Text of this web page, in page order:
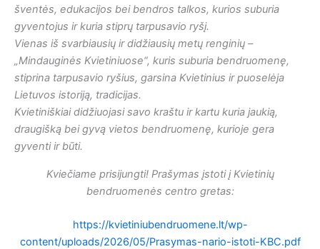
šventės, edukacijos bei bendros talkos, kurios suburia
gyventojus ir kuria stiprų tarpusavio ryšį.
Vienas iš svarbiausių ir didžiausių metų renginių –
„Mindauginės Kvietiniuose“, kuris suburia bendruomenę,
stiprina tarpusavio ryšius, garsina Kvietinius ir puoselėja
Lietuvos istoriją, tradicijas.
Kvietiniškiai didžiuojasi savo kraštu ir kartu kuria jaukią,
draugišką bei gyvą vietos bendruomenę, kurioje gera
gyventi ir būti.
Kviečiame prisijungti! Prašymas įstoti į Kvietinių
bendruomenės centro gretas:
https://kvietiniubendruomene.lt/wp-
content/uploads/2026/05/Prasymas-nario-istoti-KBC.pdf